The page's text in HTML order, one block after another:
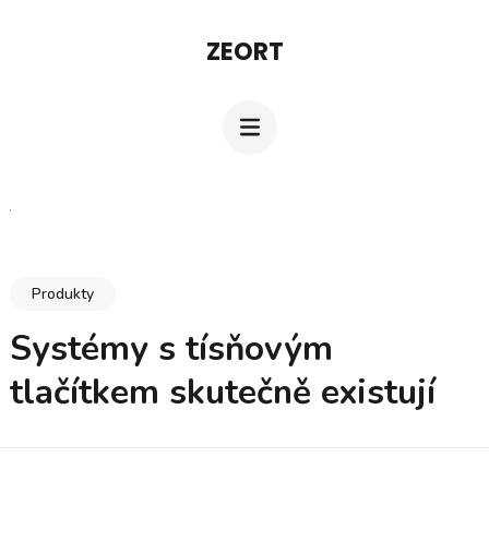
ZEORT
Produkty
Systémy s tísňovým
tlačítkem skutečně existují